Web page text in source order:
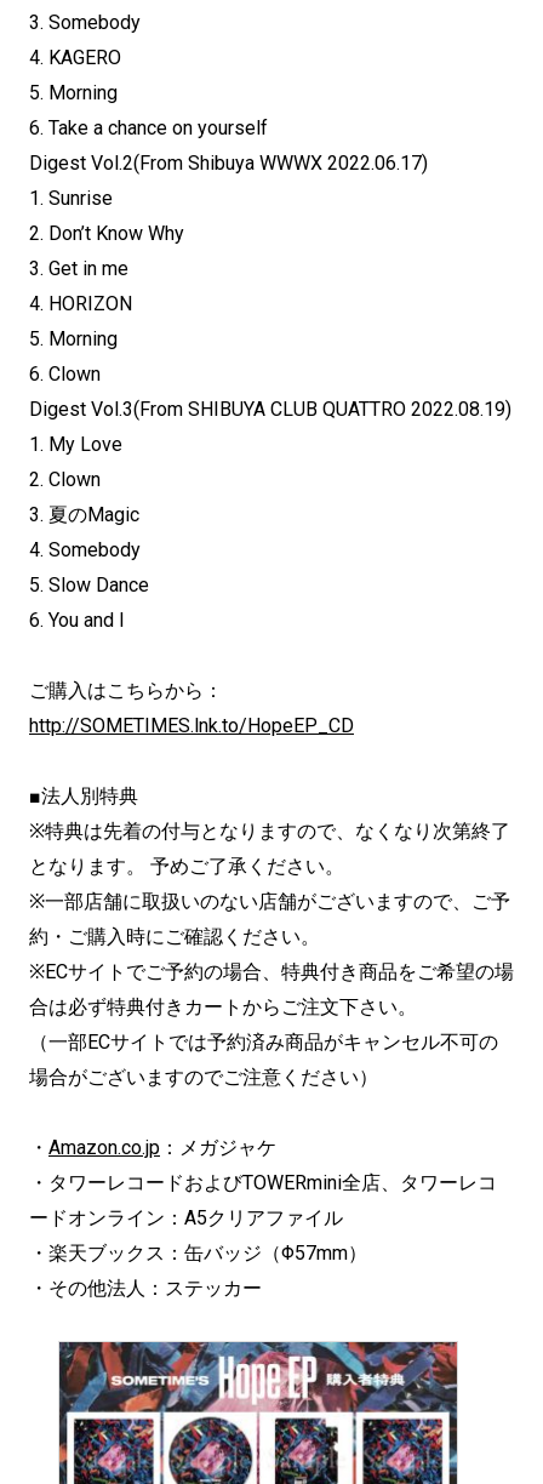
3. Somebody
4. KAGERO
5. Morning
6. Take a chance on yourself
Digest Vol.2(From Shibuya WWWX 2022.06.17)
1. Sunrise
2. Don’t Know Why
3. Get in me
4. HORIZON
5. Morning
6. Clown
Digest Vol.3(From SHIBUYA CLUB QUATTRO 2022.08.19)
1. My Love
2. Clown
3. 夏のMagic
4. Somebody
5. Slow Dance
6. You and I
ご購入はこちらから：
http://SOMETIMES.lnk.to/HopeEP_CD
■法人別特典
※特典は先着の付与となりますので、なくなり次第終了
となります。 予めご了承ください。
※一部店舗に取扱いのない店舗がございますので、ご予
約・ご購入時にご確認ください。
※ECサイトでご予約の場合、特典付き商品をご希望の場
合は必ず特典付きカートからご注文下さい。
（一部ECサイトでは予約済み商品がキャンセル不可の
場合がございますのでご注意ください）
・ Amazon.co.jp ：メガジャケ
・タワーレコードおよびTOWERmini全店、タワーレコ
ードオンライン：A5クリアファイル
・楽天ブックス：缶バッジ（Φ57mm）
・その他法人：ステッカー